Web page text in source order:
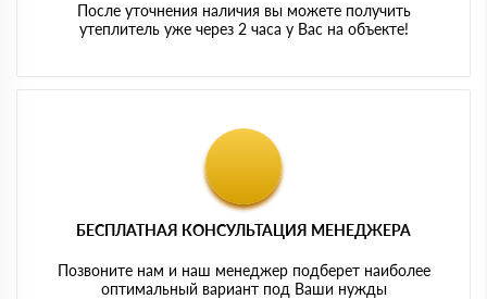
После уточнения наличия вы можете получить
утеплитель уже через 2 часа у Вас на объекте!
БЕСПЛАТНАЯ КОНСУЛЬТАЦИЯ МЕНЕДЖЕРА
Позвоните нам и наш менеджер подберет наиболее
оптимальный вариант под Ваши нужды